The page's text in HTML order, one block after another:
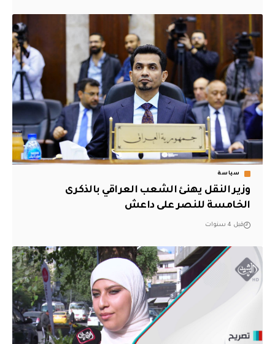
سياسة
وزير النقل يهنئ الشعب العراقي بالذكرى
الخامسة للنصر على داعش
قبل 4 سنوات